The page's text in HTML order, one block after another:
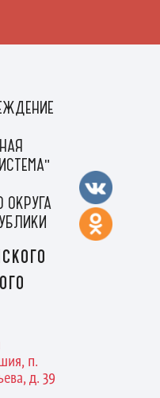
ОКРУГА
п.
д. 39